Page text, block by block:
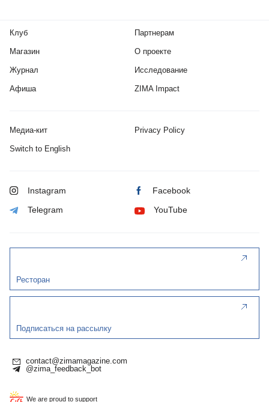
Клуб
Магазин
Журнал
Афиша
Партнерам
О проекте
Исследование
ZIMA Impact
Медиа-кит Privacy Policy
Switch to English
Instagram Facebook
Telegram YouTube
Ресторан
Подписаться на рассылку
contact@zimamagazine.com
@zima_feedback_bot
We are proud to support